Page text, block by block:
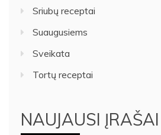
Sriubų receptai
Suaugusiems
Sveikata
Tortų receptai
NAUJAUSI ĮRAŠAI